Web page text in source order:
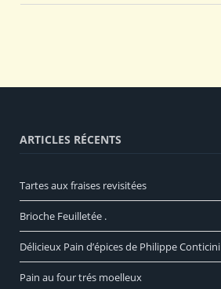
ARTICLES RÉCENTS
Tartes aux fraises revisitées
Brioche Feuilletée .
Délicieux Pain d’épices de Philippe Conticini
Pain au four trés moelleux